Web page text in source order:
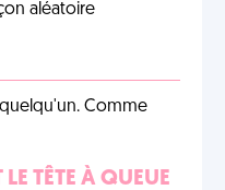
aléatoire
Comme
LE TÊTE À QUEUE